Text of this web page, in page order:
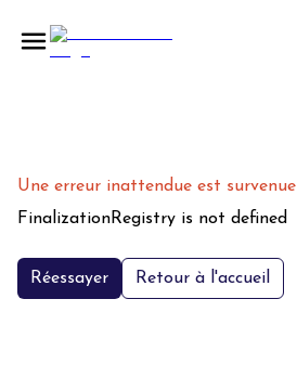
Une erreur inattendue est survenue
FinalizationRegistry is not defined
Réessayer Retour à l'accueil